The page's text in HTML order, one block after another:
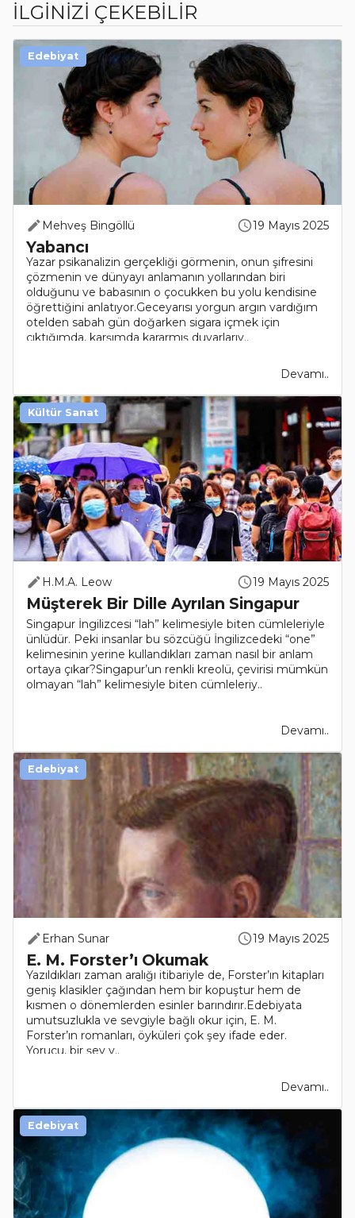
İLGİNİZİ ÇEKEBİLİR
Mehveş Bingöllü 19 Mayıs 2025
Yabancı
Yazar psikanalizin gerçekliği görmenin, onun şifresini
çözmenin ve dünyayı anlamanın yollarından biri
olduğunu ve babasının o çocukken bu yolu kendisine
öğrettiğini anlatıyor.Geceyarısı yorgun argın vardığım
otelden sabah gün doğarken sigara içmek için
çıktığımda, karşımda kararmış duvarlarıy..
Devamı..
Edebiyat
H.M.A. Leow 19 Mayıs 2025
Müşterek Bir Dille Ayrılan Singapur
Singapur İngilizcesi “lah” kelimesiyle biten cümleleriyle
ünlüdür. Peki insanlar bu sözcüğü İngilizcedeki “one”
kelimesinin yerine kullandıkları zaman nasıl bir anlam
ortaya çıkar?Singapur’un renkli kreolü, çevirisi mümkün
olmayan “lah” kelimesiyle biten cümleleriy..
Devamı..
Kültür Sanat
Erhan Sunar 19 Mayıs 2025
E. M. Forster’ı Okumak
Yazıldıkları zaman aralığı itibariyle de, Forster’ın kitapları
geniş klasikler çağından hem bir kopuştur hem de
kısmen o dönemlerden esinler barındırır.Edebiyata
umutsuzlukla ve sevgiyle bağlı okur için, E. M.
Forster’ın romanları, öyküleri çok şey ifade eder.
Yorucu, bir şey v..
Devamı..
Edebiyat
Edebiyat